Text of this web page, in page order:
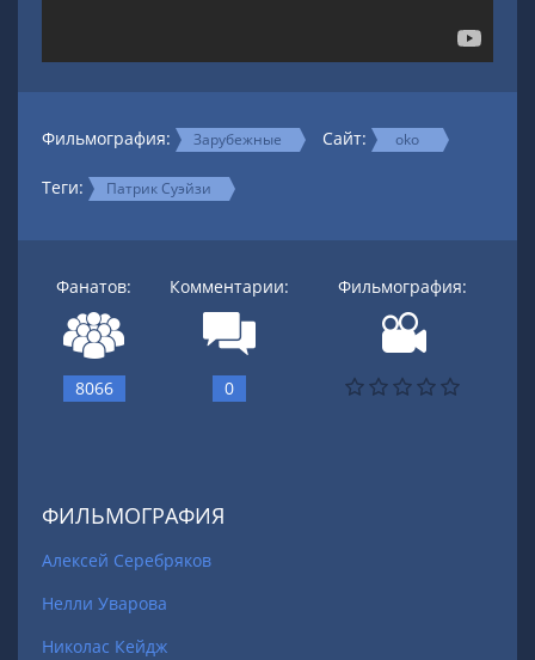
Фильмография: Зарубежные Сайт: oko
Теги: Патрик Суэйзи
Фанатов:
8066
Комментарии:
0
Фильмография:
ФИЛЬМОГРАФИЯ
Алексей Серебряков
Нелли Уварова
Николас Кейдж